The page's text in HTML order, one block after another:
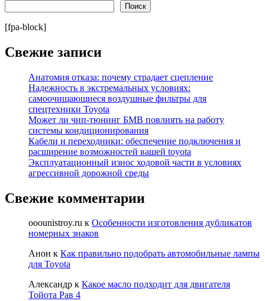
Поиск
[fpa-block]
Свежие записи
Анатомия отказа: почему страдает сцепление
Надежность в экстремальных условиях:
самоочищающиеся воздушные фильтры для
спецтехники Toyota
Может ли чип-тюнинг БМВ повлиять на работу
системы кондиционирования
Кабели и переходники: обеспечение подключения и
расширение возможностей вашей toyota
Эксплуатационный износ ходовой части в условиях
агрессивной дорожной среды
Свежие комментарии
ooounistroy.ru к Особенности изготовления дубликатов
номерных знаков
Анон к Как правильно подобрать автомобильные лампы
для Toyota
Александр к Какое масло подходит для двигателя
Тойота Рав 4